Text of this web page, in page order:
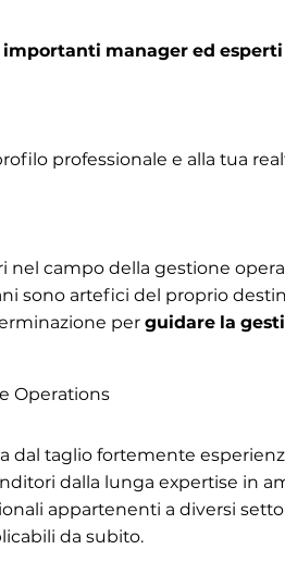
importanti manager ed
professionale e alla tua
nel campo della gestione
sono artefici del proprio
perguidare la
Operations
dal taglio fortemente
dalla lunga expertise in
appartenenti a diversi
da subito.